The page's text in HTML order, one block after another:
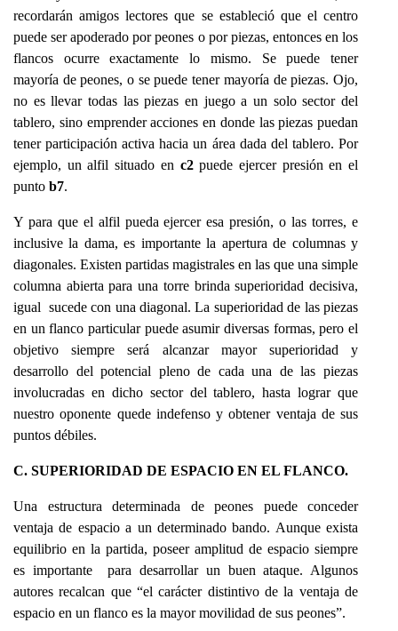
recordarán amigos lectores que se estableció que el centro
puede ser apoderado por peones o por piezas, entonces en los
flancos ocurre exactamente lo mismo. Se puede tener
mayoría de peones, o se puede tener mayoría de piezas. Ojo,
no es llevar todas las piezas en juego a un solo sector del
tablero, sino emprender acciones en donde las piezas puedan
tener participación activa hacia un área dada del tablero. Por
ejemplo, un alfil situado en c2puede ejercer presión en el
punto b7.
Y para que el alfil pueda ejercer esa presión, o las torres, e
inclusive la dama, es importante la apertura de columnas y
diagonales. Existen partidas magistrales en las que una simple
columna abierta para una torre brinda superioridad decisiva,
igual sucede con una diagonal. La superioridad de las piezas
en un flanco particular puede asumir diversas formas, pero el
objetivo siempre será alcanzar mayor superioridad y
desarrollo del potencial pleno de cada una de las piezas
involucradas en dicho sector del tablero, hasta lograr que
nuestro oponente quede indefenso y obtener ventaja de sus
puntos débiles.
C. SUPERIORIDAD DE ESPACIO EN EL FLANCO.
Una estructura determinada de peones puede conceder
ventaja de espacio a un determinado bando. Aunque exista
equilibrio en la partida, poseer amplitud de espacio siempre
es importante para desarrollar un buen ataque. Algunos
autores recalcan que “el carácter distintivo de la ventaja de
espacio en un flanco es la mayor movilidad de sus peones”.